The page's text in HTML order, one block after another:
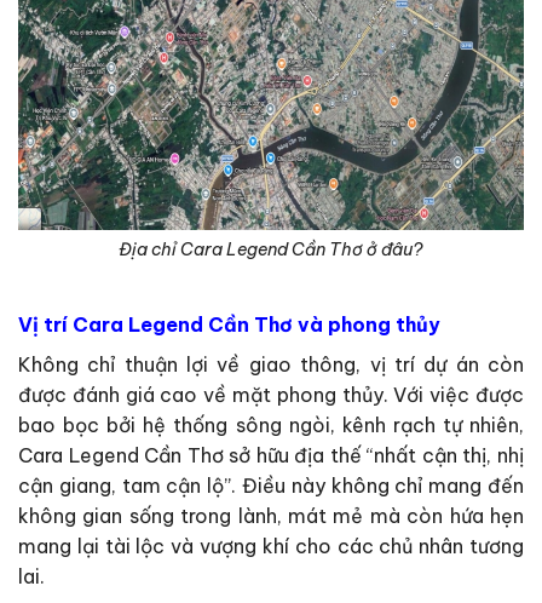
Địa chỉ Cara Legend Cần Thơ ở đâu?
Vị trí Cara Legend Cần Thơ và phong thủy
Không chỉ thuận lợi về giao thông, vị trí dự án còn
được đánh giá cao về mặt phong thủy. Với việc được
bao bọc bởi hệ thống sông ngòi, kênh rạch tự nhiên,
Cara Legend Cần Thơ sở hữu địa thế “nhất cận thị, nhị
cận giang, tam cận lộ”. Điều này không chỉ mang đến
không gian sống trong lành, mát mẻ mà còn hứa hẹn
mang lại tài lộc và vượng khí cho các chủ nhân tương
lai.